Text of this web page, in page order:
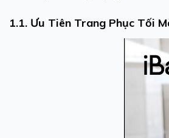
1.1. Ưu Tiên Trang Phục Tối